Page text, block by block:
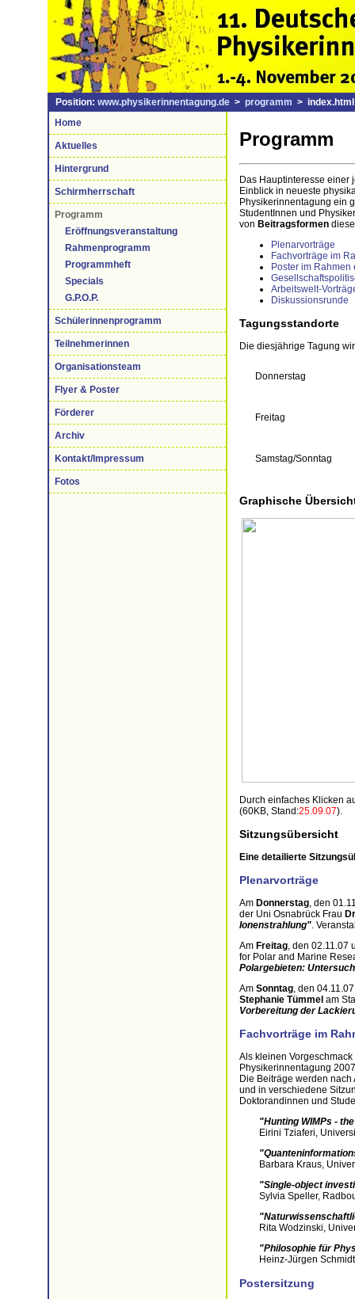
Position: www.physikerinnentagung.de > programm > index.html
Home
Aktuelles
Hintergrund
Schirmherrschaft
Programm
Eröffnungsveranstaltung
Rahmenprogramm
Programmheft
Specials
G.P.O.P.
Schülerinnenprogramm
Teilnehmerinnen
Organisationsteam
Flyer & Poster
Förderer
Archiv
Kontakt/Impressum
Fotos
Programm
Das Hauptinteresse einer
Einblick in neueste
Physikerinnentagung ein
StudentInnen und
von Beitragsformen
Plenarvorträge
Fachvorträge im
Poster im
Arbeitswelt-
Diskussionsrunde
Tagungsstandorte
Die diesjährige Tagung
Donnerstag
Freitag
Samstag/
Graphische
Durch einfaches Klicken
(60KB, Stand:25.09.07).
Sitzungsübersicht
Eine detailierte
Plenarvorträge
Am Donnerstag, den
der Uni Osnabrück Frau
Ionenstrahlung".
Am Freitag, den 02.11.07
for Polar and Marine
Polargebieten:
Am Sonntag, den
Stephanie Tümmel am
Vorbereitung der
Fachvorträge im
Als kleinen
Physikerinnentagung
Die Beiträge werden
und in verschiedene
Doktorandinnen und
"Hunting WIMPs -
Eirini Tziaferi,
Barbara Kraus,
"Single-object
Sylvia Speller,
Rita Wodzinski,
"Philosophie für
Heinz-Jürgen
Postersitzung